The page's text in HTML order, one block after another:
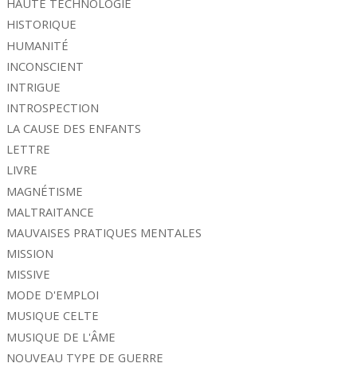
HAUTE TECHNOLOGIE
HISTORIQUE
HUMANITÉ
INCONSCIENT
INTRIGUE
INTROSPECTION
LA CAUSE DES ENFANTS
LETTRE
LIVRE
MAGNÉTISME
MALTRAITANCE
MAUVAISES PRATIQUES MENTALES
MISSION
MISSIVE
MODE D'EMPLOI
MUSIQUE CELTE
MUSIQUE DE L'ÂME
NOUVEAU TYPE DE GUERRE